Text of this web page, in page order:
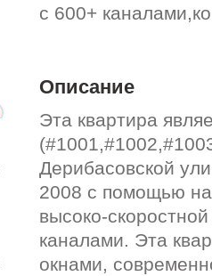
с 600+
Описание
Эта квартира
Дерибасовской
2008 с помощью
высоко-
каналами. Эта
окнами,